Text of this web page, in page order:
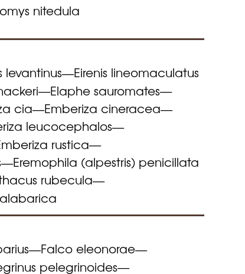
nitedula
levantinus—Eirenis lineomaculatus
—Elaphe sauromates—
cia—Emberiza cineracea—
leucocephalos—
rustica—
—Eremophila (alpestris) penicillata
rubecula—
—Falco eleonorae—
pelegrinoides—